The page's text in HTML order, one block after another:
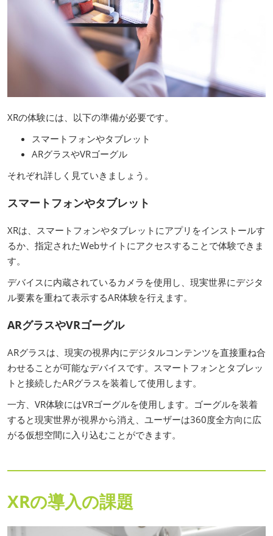
XRの体験には、以下の準備が必要です。
スマートフォンやタブレット
ARグラスやVRゴーグル
それぞれ詳しく見ていきましょう。
スマートフォンやタブレット
XRは、スマートフォンやタブレットにアプリをインストールす
るか、指定されたWebサイトにアクセスすることで体験できま
す。
デバイスに内蔵されているカメラを使用し、現実世界にデジタ
ル要素を重ねて表示するAR体験を行えます。
ARグラスやVRゴーグル
ARグラスは、現実の視界内にデジタルコンテンツを直接重ね合
わせることが可能なデバイスです。スマートフォンとタブレッ
トと接続したARグラスを装着して使用します。
一方、VR体験にはVRゴーグルを使用します。ゴーグルを装着
すると現実世界が視界から消え、ユーザーは360度全方向に広
がる仮想空間に入り込むことができます。
XRの導入の課題